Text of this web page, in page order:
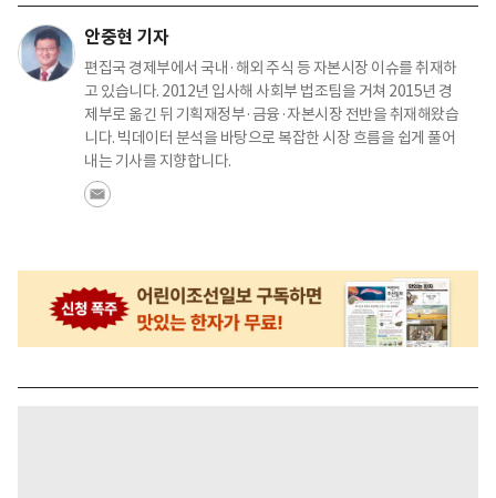
안중현 기자
편집국 경제부에서 국내·해외 주식 등 자본시장 이슈를 취재하
고 있습니다. 2012년 입사해 사회부 법조팀을 거쳐 2015년 경
제부로 옮긴 뒤 기획재정부·금융·자본시장 전반을 취재해왔습
니다. 빅데이터 분석을 바탕으로 복잡한 시장 흐름을 쉽게 풀어
내는 기사를 지향합니다.